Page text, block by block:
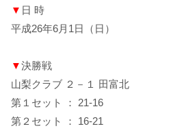
▼ 日 時
平成26年6月1日（日）
▼決勝戦
山梨クラブ ２－１ 田富北
第１セット ： 21-16
第２セット ： 16-21